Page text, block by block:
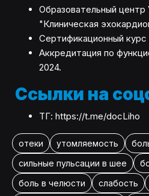
Образовательный
"Клиническая
Сертификационный курс
Аккредитация по
2024.
Ссылки на
ТГ: https://t.me/docLiho
отеки утомляемость
сильные пульсации в шее
боль в челюсти
слабость